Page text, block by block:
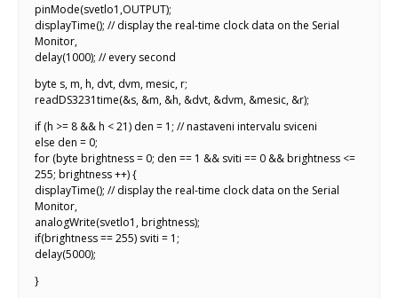
pinMode(svetlo1,OUTPUT);
displayTime(); // display the real-time clock data on the Serial
Monitor,
delay(1000); // every second
byte s, m, h, dvt, dvm, mesic, r;
readDS3231time(&s, &m, &h, &dvt, &dvm, &mesic, &r);
if (h >= 8 && h < 21) den = 1; // nastaveni intervalu sviceni
else den = 0;
for (byte brightness = 0; den == 1 && sviti == 0 && brightness <=
255; brightness ++) {
displayTime(); // display the real-time clock data on the Serial
Monitor,
analogWrite(svetlo1, brightness);
if(brightness == 255) sviti = 1;
delay(5000);
}